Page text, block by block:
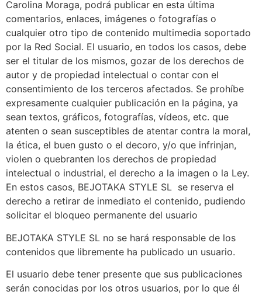
Carolina Moraga, podrá publicar en esta última
comentarios, enlaces, imágenes o fotografías o
cualquier otro tipo de contenido multimedia soportado
por la Red Social. El usuario, en todos los casos, debe
ser el titular de los mismos, gozar de los derechos de
autor y de propiedad intelectual o contar con el
consentimiento de los terceros afectados. Se prohíbe
expresamente cualquier publicación en la página, ya
sean textos, gráficos, fotografías, vídeos, etc. que
atenten o sean susceptibles de atentar contra la moral,
la ética, el buen gusto o el decoro, y/o que infrinjan,
violen o quebranten los derechos de propiedad
intelectual o industrial, el derecho a la imagen o la Ley.
En estos casos, BEJOTAKA STYLE SL se reserva el
derecho a retirar de inmediato el contenido, pudiendo
solicitar el bloqueo permanente del usuario
BEJOTAKA STYLE SL no se hará responsable de los
contenidos que libremente ha publicado un usuario.
El usuario debe tener presente que sus publicaciones
serán conocidas por los otros usuarios, por lo que él